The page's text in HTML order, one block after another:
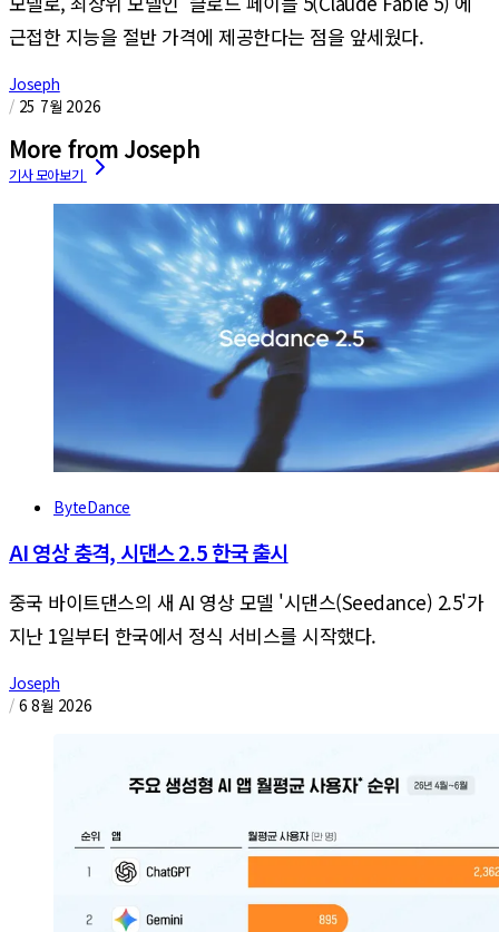
근접한 지능을 절반 가격에 제공한다는 점을 앞세웠다.
Joseph
/ 25 7월 2026
More from Joseph
ByteDance
AI 영상 충격, 시댄스 2.5 한국 출시
중국 바이트댄스의 새 AI 영상 모델 '시댄스(Seedance) 2.5'가
지난 1일부터 한국에서 정식 서비스를 시작했다.
Joseph
/ 6 8월 2026